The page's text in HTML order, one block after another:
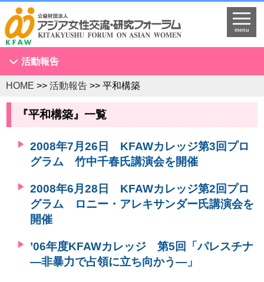
menu
活動報告
アジア女性会議
NGOセミナー
KFAWアジア研究者ネットワーク開催セミナー
国際理解促進事業
スタディツアー
国連
調査・研究
プログラム開発
国際研修
HOME >> 活動報告 >> 平和構築
『平和構築』一覧
2008年7月26日 KFAWカレッジ第3回プロ
グラム 竹中千春氏講演会を開催
2008年6月28日 KFAWカレッジ第2回プロ
グラム ロニー・アレキサンダー氏講演会を
開催
’06年度KFAWカレッジ 第5回「パレスチナ
―非暴力で占領に立ち向かう―」